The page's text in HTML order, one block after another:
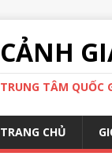
CẢNH
TRUNG TÂM QUỐC
TRANG CHỦ